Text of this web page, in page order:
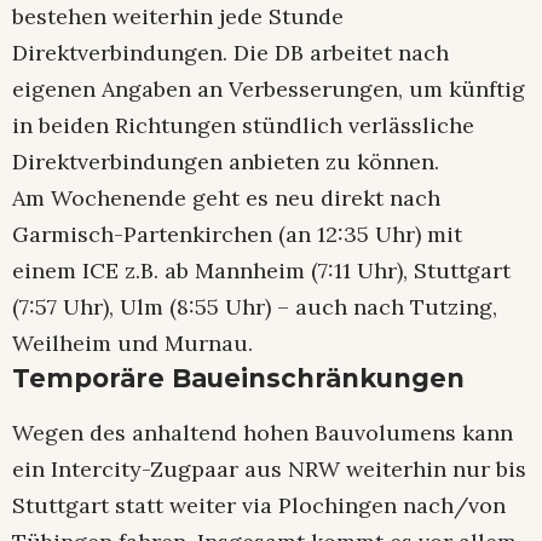
bestehen weiterhin jede Stunde
Direktverbindungen. Die DB arbeitet nach
eigenen Angaben an Verbesserungen, um künftig
in beiden Richtungen stündlich verlässliche
Direktverbindungen anbieten zu können.
Am Wochenende geht es neu direkt nach
Garmisch-Partenkirchen (an 12:35 Uhr) mit
einem ICE z.B. ab Mannheim (7:11 Uhr), Stuttgart
(7:57 Uhr), Ulm (8:55 Uhr) – auch nach Tutzing,
Weilheim und Murnau.
Temporäre Baueinschränkungen
Wegen des anhaltend hohen Bauvolumens kann
ein Intercity-Zugpaar aus NRW weiterhin nur bis
Stuttgart statt weiter via Plochingen nach/von